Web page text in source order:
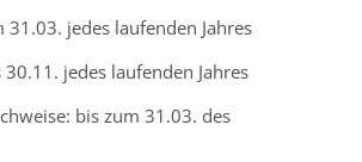
31.03. jedes laufenden Jahres
jedes laufenden Jahres
bis zum 31.03. des